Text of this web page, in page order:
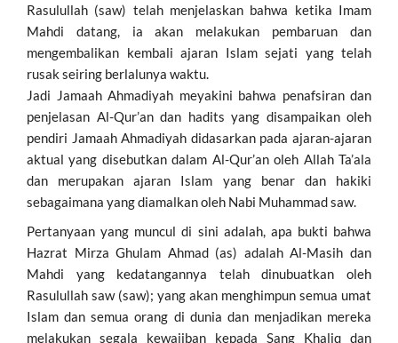
Rasulullah (saw) telah menjelaskan bahwa ketika Imam
Mahdi datang, ia akan melakukan pembaruan dan
mengembalikan kembali ajaran Islam sejati yang telah
rusak seiring berlalunya waktu.
Jadi Jamaah Ahmadiyah meyakini bahwa penafsiran dan
penjelasan Al-Qur’an dan hadits yang disampaikan oleh
pendiri Jamaah Ahmadiyah didasarkan pada ajaran-ajaran
aktual yang disebutkan dalam Al-Qur’an oleh Allah Ta’ala
dan merupakan ajaran Islam yang benar dan hakiki
sebagaimana yang diamalkan oleh Nabi Muhammad saw.
Pertanyaan yang muncul di sini adalah, apa bukti bahwa
Hazrat Mirza Ghulam Ahmad (as) adalah Al-Masih dan
Mahdi yang kedatangannya telah dinubuatkan oleh
Rasulullah saw (saw); yang akan menghimpun semua umat
Islam dan semua orang di dunia dan menjadikan mereka
melakukan segala kewajiban kepada Sang Khaliq dan